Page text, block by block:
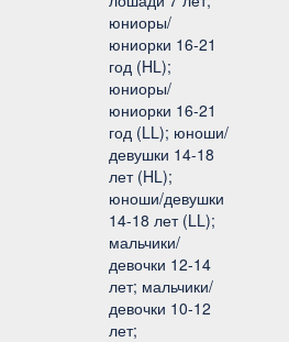
юниоры/
юниорки 16-21
год (HL);
юниоры/
юниорки 16-21
год (LL); юноши/
девушки 14-18
лет (HL);
юноши/девушки
14-18 лет (LL);
мальчики/
девочки 12-14
лет; мальчики/
девочки 10-12
лет;